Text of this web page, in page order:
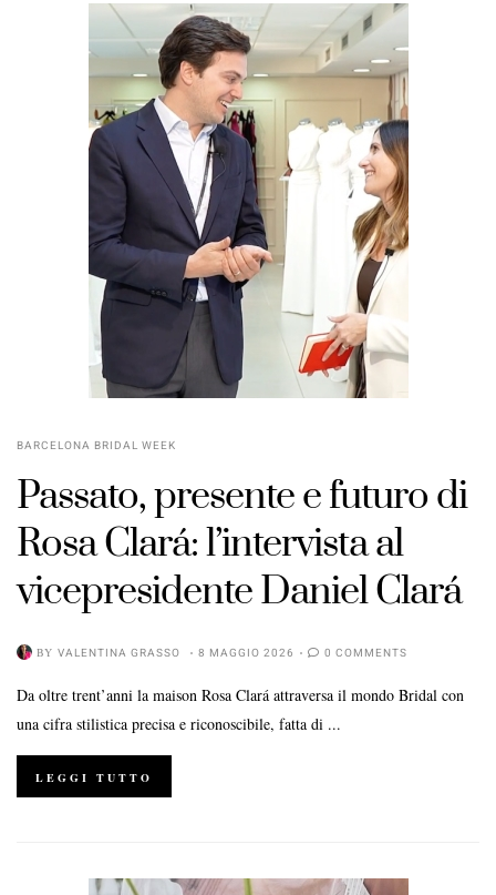
BARCELONA BRIDAL WEEK
Passato, presente e futuro di
Rosa Clará: l’intervista al
vicepresidente Daniel Clará
BY VALENTINA GRASSO 8 MAGGIO 2026 0 COMMENTS
Da oltre trent’anni la maison Rosa Clará attraversa il mondo Bridal con
una cifra stilistica precisa e riconoscibile, fatta di ...
LEGGI TUTTO